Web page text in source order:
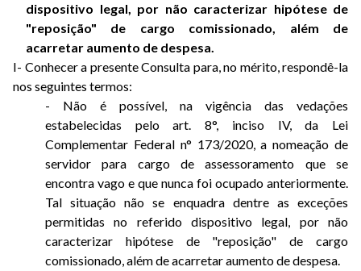
dispositivo legal, por não caracterizar hipótese de
"reposição" de cargo comissionado, além de
acarretar aumento de despesa.
I- Conhecer a presente Consulta para, no mérito, respondê-la
nos seguintes termos:
- Não é possível, na vigência das vedações
estabelecidas pelo art. 8°, inciso IV, da Lei
Complementar Federal n° 173/2020, a nomeação de
servidor para cargo de assessoramento que se
encontra vago e que nunca foi ocupado anteriormente.
Tal situação não se enquadra dentre as exceções
permitidas no referido dispositivo legal, por não
caracterizar hipótese de "reposição" de cargo
comissionado, além de acarretar aumento de despesa.